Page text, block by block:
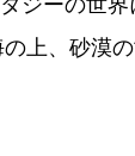
上、砂漠